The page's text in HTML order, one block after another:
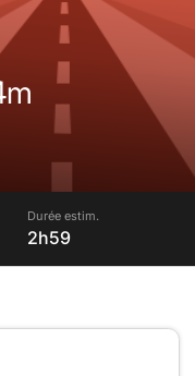
Durée estim.
2h59